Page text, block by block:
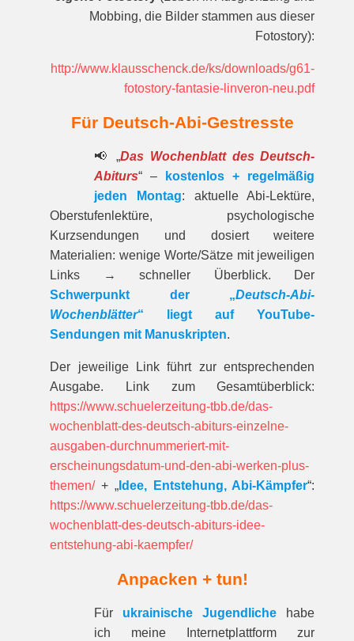
Mobbing, die Bilder stammen aus dieser
Fotostory):
http://www.klausschenck.de/ks/downloads/g61-
fotostory-fantasie-linveron-neu.pdf
Für Deutsch-Abi-Gestresste
📢 „Das Wochenblatt des Deutsch-
Abiturs“ –
kostenlos + regelmäßig
jeden Montag: aktuelle Abi-Lektüre,
Oberstufenlektüre, psychologische
Kurzsendungen und dosiert weitere
Materialien: wenige Worte/Sätze mit jeweiligen
Links → schneller Überblick. Der
Schwerpunkt der „Deutsch-Abi-
Wochenblätter“ liegt auf YouTube-
Sendungen mit Manuskripten.
Der jeweilige Link führt zur entspre­chenden
Ausgabe. Link zum Gesamt­über­blick:
https://www.schuelerzeitung-tbb.de/das-
wochenblatt-des-deutsch-abiturs-einzelne-
ausgaben-durchnummeriert-mit-
erscheinungsdatum-und-den-abi-werken-plus-
themen/+ „Idee, Entstehung, Abi-Kämpfer“:
https://www.schuelerzeitung-tbb.de/das-
wochenblatt-des-deutsch-abiturs-idee-
entstehung-abi-kaempfer/
Anpacken + tun!
Für ukrainische Jugendliche habe
ich meine Internetplattform zur